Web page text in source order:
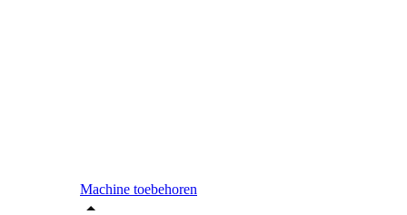
Machine toebehoren